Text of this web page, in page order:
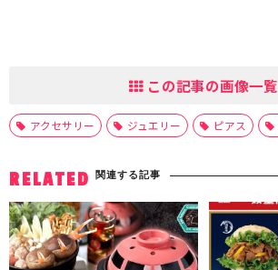
この記事の画像一覧
アクセサリー ジュエリー ピアス
RELATED 関連する記事